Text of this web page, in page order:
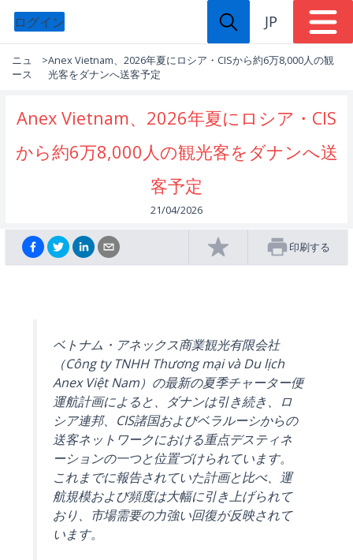
ログイン JP
ニュ
ース
>Anex Vietnam、2026年夏にロシア・CISから約6万8,000人の観
光客をダナンへ送客予定
Anex Vietnam、2026年夏にロシア・CIS
から約6万8,000人の観光客をダナンへ送
客予定
21/04/2026
印刷する
ベトナム・アネックス商業観光有限会社
（Công ty TNHH Thương mại và Du lịch
Anex Việt Nam）の最新の夏季チャーター便
運航計画によると、ダナンは引き続き、ロ
シア連邦、CIS諸国およびベラルーシからの
送客ネットワークにおける重点デスティネ
ーションの一つと位置づけられています。
これまでに報告されていた計画と比べ、運
航規模および頻度は大幅に引き上げられて
おり、市場需要の力強い回復が反映されて
います。